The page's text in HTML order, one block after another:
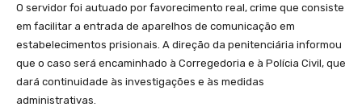
O servidor foi autuado por favorecimento real, crime que consiste
em facilitar a entrada de aparelhos de comunicação em
estabelecimentos prisionais. A direção da penitenciária informou
que o caso será encaminhado à Corregedoria e à Polícia Civil, que
dará continuidade às investigações e às medidas
administrativas.